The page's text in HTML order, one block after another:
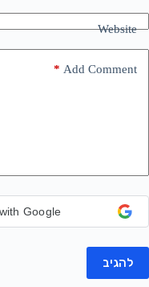
Website
Add Comment
*
Google
להגיב